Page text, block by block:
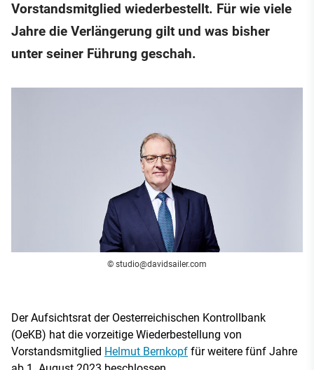
Vorstandsmitglied wiederbestellt. Für wie viele
Jahre die Verlängerung gilt und was bisher
unter seiner Führung geschah.
© studio@davidsailer.com
Der Aufsichtsrat der Oesterreichischen Kontrollbank
(OeKB) hat die vorzeitige Wiederbestellung von
Vorstandsmitglied Helmut Bernkopf für weitere fünf Jahre